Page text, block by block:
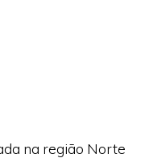
na região Norte